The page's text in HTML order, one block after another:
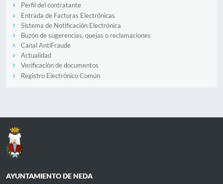
Perfil del contratante
Entrada de Facturas Electrónicas
Sistema de Notificación Electrónica
Buzón de sugerencias, quejas o reclamaciones
Canal AntiFraude
Actualidad
Verificación de documentos
Registro Electrónico Común
AYUNTAMIENTO DE NEDA